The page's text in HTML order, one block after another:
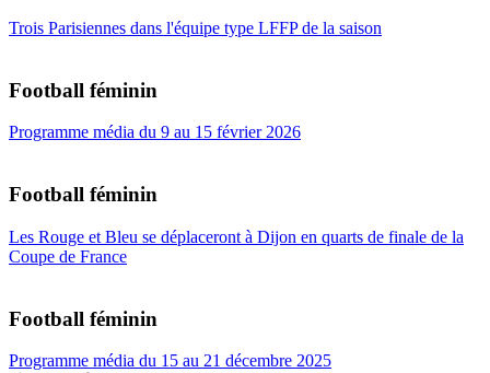
Trois Parisiennes dans l'équipe type LFFP de la saison
Football féminin
Programme média du 9 au 15 février 2026
Football féminin
Les Rouge et Bleu se déplaceront à Dijon en quarts de finale de la
Coupe de France
Football féminin
Programme média du 15 au 21 décembre 2025